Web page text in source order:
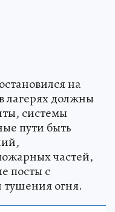
на
лагерях должны
системы
пути быть
частей,
посты с
огня.